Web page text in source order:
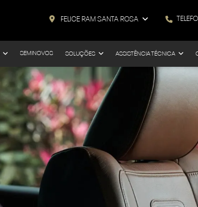
FELICE RAM SANTA ROSA
SEMINOVOS SOLUÇÕES ASSISTÊNCIA TÉCNICA